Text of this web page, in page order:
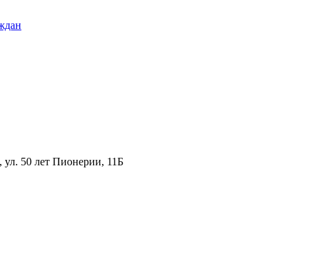
50 лет Пионерии, 11Б